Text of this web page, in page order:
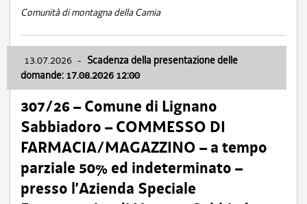
Comunità di montagna della Carnia
13.07.2026 - Scadenza della presentazione delle
domande: 17.08.2026 12:00
307/26 – Comune di Lignano
Sabbiadoro – COMMESSO DI
FARMACIA/MAGAZZINO – a tempo
parziale 50% ed indeterminato –
presso l’Azienda Speciale